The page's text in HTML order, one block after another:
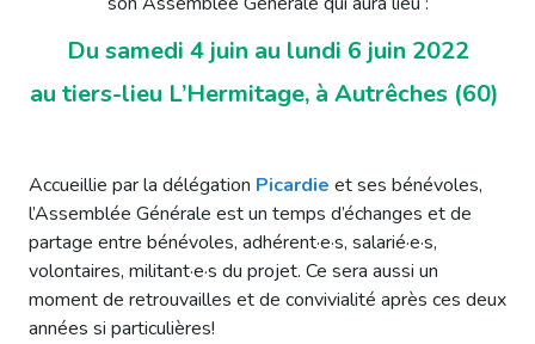
Du samedi 4 juin au lundi 6 juin 2022
au tiers-lieu L’Hermitage, à Autrêches (60)
Accueillie par la délégation Picardie et ses bénévoles,
l’Assemblée Générale est un temps d’échanges et de
partage entre bénévoles, adhérent·e·s, salarié·e·s,
volontaires, militant·e·s du projet. Ce sera aussi un
moment de retrouvailles et de convivialité après ces deux
années si particulières!